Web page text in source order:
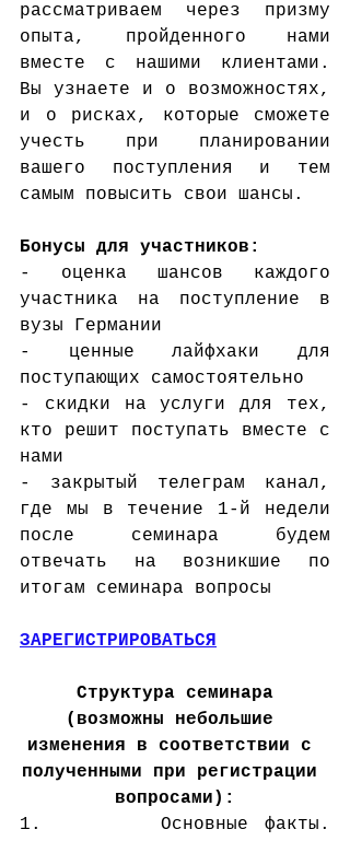
рассматриваем через призму
опыта, пройденного нами
вместе с нашими клиентами.
Вы узнаете и о возможностях,
и о рисках, которые сможете
учесть при планировании
вашего поступления и тем
самым повысить свои шансы.
Бонусы для участников:
- оценка шансов каждого
участника на поступление в
вузы Германии
- ценные лайфхаки для
поступающих самостоятельно
- скидки на услуги для тех,
кто решит поступать вместе с
нами
- закрытый телеграм канал,
где мы в течение 1-й недели
после семинара будем
отвечать на возникшие по
итогам семинара вопросы
ЗАРЕГИСТРИРОВАТЬСЯ
Структура семинара
(возможны небольшие
изменения в соответствии с
полученными при регистрации
вопросами):
1.       Основные факты.